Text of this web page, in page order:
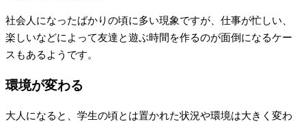
社会人になったばかりの頃に多い現象ですが、仕事が忙しい、
楽しいなどによって友達と遊ぶ時間を作るのが面倒になるケー
スもあるようです。
環境が変わる
大人になると、学生の頃とは置かれた状況や環境は大きく変わ